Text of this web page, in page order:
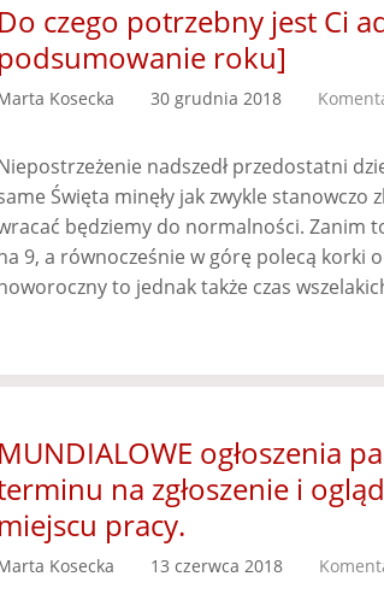
Do czego potrzebny jest Ci
podsumowanie roku]
Kosecka 30 grudnia 2018
nadszedł przedostatni
Święta minęły jak zwykle stanowczo
będziemy do normalności. Zanim
9, a równocześnie w górę polecą korki
to jednak także czas
MUNDIALOWE ogłoszenia
na zgłoszenie i
miejscu pracy.
Kosecka 13 czerwca 2018